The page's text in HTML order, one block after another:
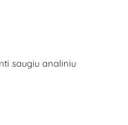
saugiu analiniu